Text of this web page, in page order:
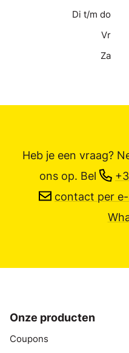
Di t/m do
Vr
Za
Heb je een vraag?
ons op. Bel
contact per
Onze producten
Coupons